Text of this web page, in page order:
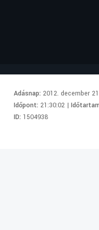
Adásnap:2012. december
Időpont:21:30:02 |
ID: 1504938